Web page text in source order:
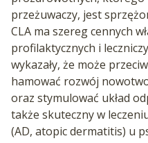
przeżuwaczy, jest
CLA ma szereg cennych
profilaktycznych i
wykazały, że może
hamować rozwój
oraz stymulować układ
także skuteczny w
(AD, atopic dermatitis) u